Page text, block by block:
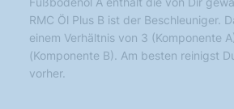
RMC Öl Plus B ist der Beschleuniger.
einem Verhältnis von 3 (Komponente
(Komponente B). Am besten reinigst
vorher.